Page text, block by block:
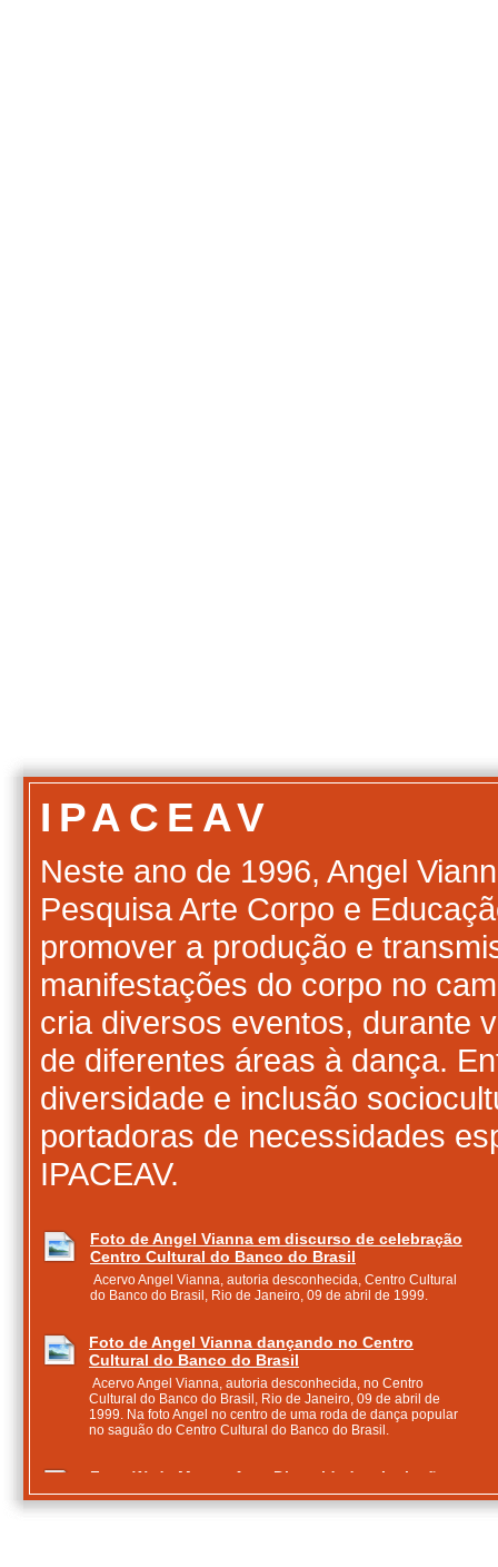
IPACEAV
Neste ano de 1996, Angel
Pesquisa Arte Corpo e
promover a produção e
manifestações do corpo no
cria diversos eventos, durante
de diferentes áreas à dança.
diversidade e inclusão
portadoras de necessidades
IPACEAV.
Foto de Angel Vianna em discurso de celebração
Centro Cultural do Banco do Brasil
Acervo Angel Vianna, autoria desconhecida, Centro Cultural
do Banco do Brasil, Rio de Janeiro, 09 de abril de 1999.
Foto de Angel Vianna dançando no Centro
Cultural do Banco do Brasil
Acervo Angel Vianna, autoria desconhecida, no Centro
Cultural do Banco do Brasil, Rio de Janeiro, 09 de abril de
1999. Na foto Angel no centro de uma roda de dança popular
no saguão do Centro Cultural do Banco do Brasil.
Foto (1) da Mostra Arte, Diversidade e Inclusão
Sociocultural no CCBB